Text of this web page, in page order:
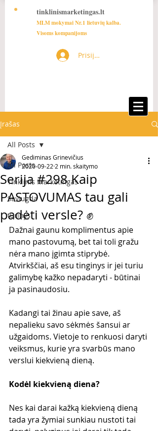
tinklinismarketingas.lt
MLM mokymai Nr.1 lietuvių kalba.
Visoms kompanijoms
Prisijungti
Įrašas
All Posts
Tinklinis Marketingas
Saviugda
turinys
All Posts
Serija #298 Kaip
PASTOVUMAS tau gali
padėti versle? ✊
Gediminas Grinevičius
2020-09-22 2 min. skaitymo
Dažnai gaunu komplimentus apie
mano pastovumą, bet tai toli gražu
nėra mano įgimta stiprybė.
Atvirkščiai, aš esu tinginys ir jei turiu
galimybę kažko nepadaryti - būtinai
ja pasinaudosiu.
Kadangi tai žinau apie save, aš
nepalieku savo sėkmės šansui ar
užgaidoms. Vietoje to renkuosi daryti
veiksmus, kurie yra svarbūs mano
verslui kiekvieną dieną.
Kodėl kiekvieną diena?
Nes kai darai kažką kiekvieną dieną
tada yra žymiai sunkiau nustoti tai